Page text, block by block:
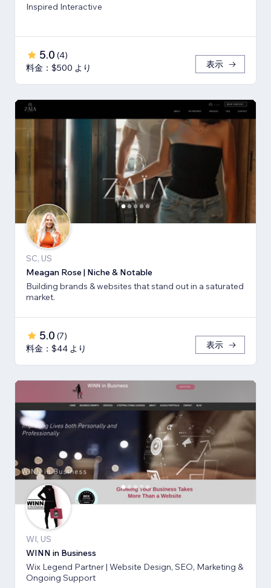
Inspired Interactive
5.0 (4)
料金：$500 より
表示
SC, US
Meagan Rose | Niche & Notable
Building brands & websites that stand out in a saturated
market.
5.0 (7)
料金：$44 より
表示
WI, US
WINN in Business
Wix Legend Partner | Website Design, SEO, Marketing &
Ongoing Support